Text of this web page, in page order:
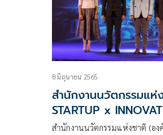
8 มิถุนายน 2565
สำนักงานนวัตกรรมแห่
STARTUP x
THAILAND EXPO
สำนักงานนวัตกรรมแห่งชาติ (อ